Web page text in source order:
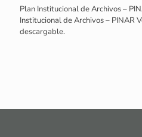
Plan Institucional de Archivos –
Institucional de Archivos – PINAR
descargable.